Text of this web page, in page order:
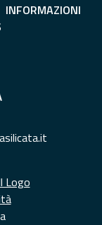
INFORMAZIONI
Logo